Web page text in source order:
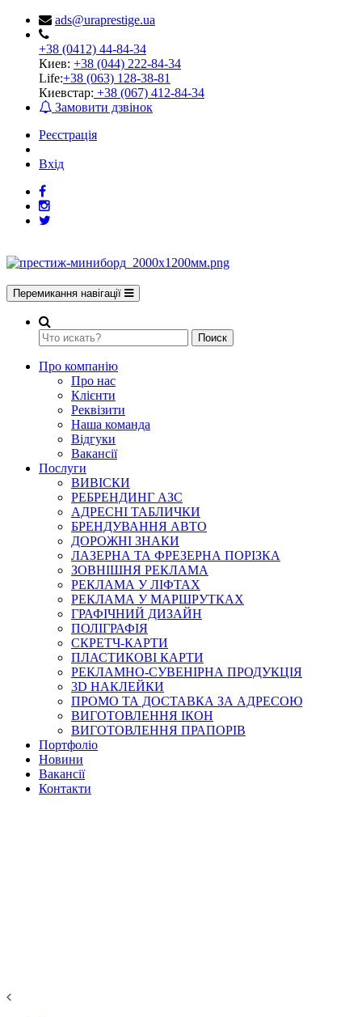
ads@uraprestige.ua
+38 (0412) 44-84-34
Киев: +38 (044) 222-84-34
Life:+38 (063) 128-38-81
Киевстар: +38 (067) 412-84-34
Замовити дзвінок
Реєстрація
Вхід
Перемикання навігації
Поиск
Про компанію
Про нас
Клієнти
Реквізити
Наша команда
Відгуки
Вакансії
Послуги
ВИВІСКИ
РЕБРЕНДИНГ АЗС
АДРЕСНІ ТАБЛИЧКИ
БРЕНДУВАННЯ АВТО
ДОРОЖНІ ЗНАКИ
ЛАЗЕРНА ТА ФРЕЗЕРНА ПОРІЗКА
ЗОВНІШНЯ РЕКЛАМА
РЕКЛАМА У ЛІФТАХ
РЕКЛАМА У МАРШРУТКАХ
ГРАФІЧНИЙ ДИЗАЙН
ПОЛІГРАФІЯ
СКРЕТЧ-КАРТИ
ПЛАСТИКОВІ КАРТИ
РЕКЛАМНО-СУВЕНІРНА ПРОДУКЦІЯ
3D НАКЛЕЙКИ
ПРОМО ТА ДОСТАВКА ЗА АДРЕСОЮ
ВИГОТОВЛЕННЯ ІКОН
ВИГОТОВЛЕННЯ ПРАПОРІВ
Портфоліо
Новини
Вакансії
Контакти